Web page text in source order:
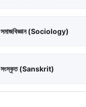
সমাজবিজ্ঞান (Sociology)
সংস্কৃত (Sanskrit)